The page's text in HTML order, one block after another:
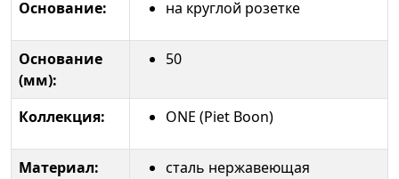
Основание: на круглой розетке
Основание
(мм):
50
Коллекция: ONE (Piet Boon)
Материал: сталь нержавеющая